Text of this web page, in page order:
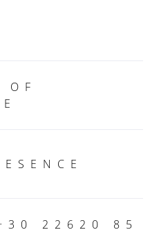
OF
22620 85